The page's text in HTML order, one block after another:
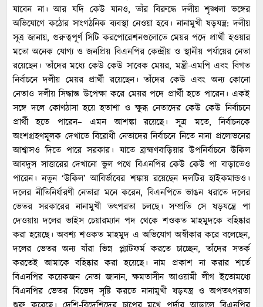
যাবেন না। আর যদি কেউ যানও, তাঁর বিরুদ্ধে দলীয় শৃঙ্খলা ভঙ্গের
অভিযোগে কঠোর সাংগঠনিক ব্যবস্থা নেওয়া হবে। নানামুখী ষড়যন্ত্র: দলীয়
সূত্র জানায়, গুরুত্বপূর্ণ সিটি করপোরেশনগুলোতে মেয়র পদে প্রার্থী হওয়ার
মতো অনেক যোগ্য ও জনপ্রিয় বিএনপির কেন্দ্রীয় ও স্থানীয় পর্যায়ের নেতা
রয়েছেন। তাঁদের মধ্যে কেউ কেউ সাবেক মেয়র, মন্ত্রী-এমপি এবং বিগত
নির্বাচনে দলীয় মেয়র প্রার্থী রয়েছেন। তাঁদের কেউ এবং অন্য কোনো
নেতাও দলীয় সিদ্ধান্ত উপেক্ষা করে মেয়র পদে প্রার্থী হতে পারেন। একই
সঙ্গে দলে কোণঠাসা হয়ে হতাশা ও ক্ষুব্ধ নেতাদের কেউ কেউ নির্বাচনে
প্রার্থী হতে পারেন– এমন আশঙ্কা রয়েছে। সূত্র মতে, নির্বাচনকে
অংশগ্রহণমূলক দেখাতে বিরোধী নেতাদের নির্বাচনে নিতে নানা প্রলোভনের
আশ্বাসও দিতে পারে সরকার। যাতে ব্রাহ্মণবাড়িয়ার উপনির্বাচনে উকিল
আবদুস সাত্তারের দেখানো ভুল পথে বিএনপির কেউ কেউ পা বাড়াতেও
পারেন। নতুন ‘উকিল’ আবির্ভাবের শঙ্কায় রয়েছেন দলটির হাইকমান্ডও।
দলের নীতিনির্ধারণী নেতারা মনে করেন, বিএনপিতে ভাঙন ধরাতে দলের
ভেতর সরকারের নানামুখী তৎপরতা চলছে। সম্প্রতি সে ষড়যন্ত্রে পা
দেওয়ায় দলের ভাইস চেয়ারম্যান পদ থেকে শওকত মাহমুদকে বহিষ্কার
করা হয়েছে। অবশ্য শওকত মাহমুদ এ অভিযোগ অস্বীকার করে বলেছেন,
দলের ভেতর অন্য যাঁরা ভিন্ন প্ল্যাটফর্ম করতে চাচ্ছেন, তাঁদের সতর্ক
করতেই আমাকে বহিষ্কার করা হয়েছে। নাম প্রকাশ না করার শর্তে
বিএনপির কয়েকজন নেতা জানান, ক্ষমতাসীন আওয়ামী লীগ ইতোমধ্যে
বিএনপির ভেতর বিভেদ সৃষ্টি করতে নানামুখী ষড়যন্ত্র ও অপতৎপরতা